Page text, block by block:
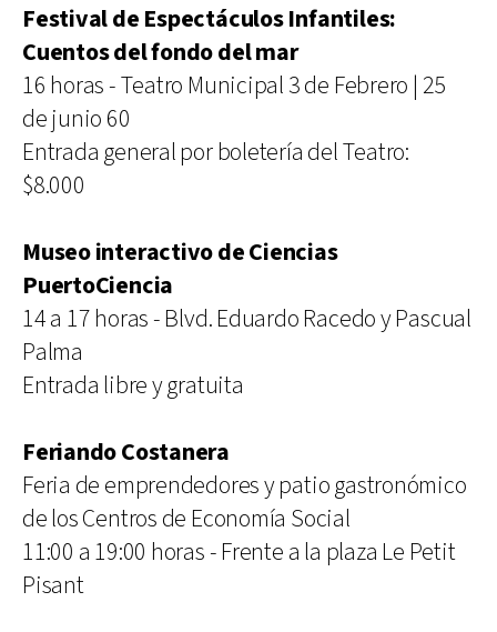
Festival de Espectáculos Infantiles:
Cuentos del fondo del mar
16 horas - Teatro Municipal 3 de Febrero | 25
de junio 60
Entrada general por boletería del Teatro:
$8.000
Museo interactivo de Ciencias
PuertoCiencia
14 a 17 horas - Blvd. Eduardo Racedo y Pascual
Palma
Entrada libre y gratuita
Feriando Costanera
Feria de emprendedores y patio gastronómico
de los Centros de Economía Social
11:00 a 19:00 horas - Frente a la plaza Le Petit
Pisant